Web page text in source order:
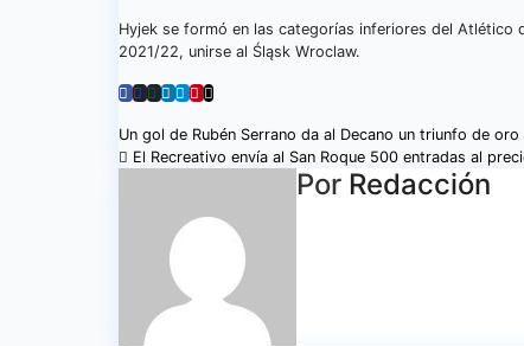
Hyjek se formó en las categorías inferiores del
2021/22, unirse al Śląsk Wroclaw.
Navegación
entradas
Un gol de Rubén Serrano da al Decano un triunfo de oro
El Recreativo envía al San Roque 500 entradas al
Por Redacción